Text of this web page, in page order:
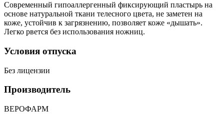
Современный гипоаллергенный фиксирующий пластырь на
основе натуральной ткани телесного цвета, не заметен на
коже, устойчив к загрязнению, позволяет коже «дышать».
Легко рвется без использования ножниц.
Условия отпуска
Без лицензии
Производитель
ВЕРОФАРМ